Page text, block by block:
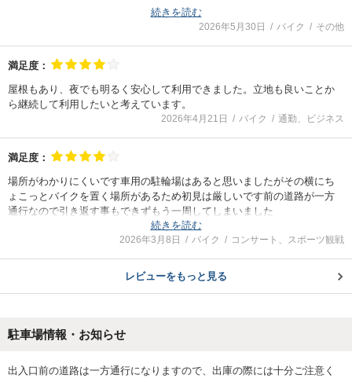
続きを読む
2026年5月30日 バイク その他
満足度：
屋根もあり、夜でも明るく安心して利用できました。立地も良いことか
ら継続して利用したいと考えています。
2026年4月21日 バイク 通勤、ビジネス
満足度：
場所がわかりにくいです車用の駐輪場はあると思いましたがその横にち
ょこっとバイクを置く場所があるため初見は厳しいです前の道路が一方
通行なので引き返す事もできずもう一周してしまいました
料金も安く予約制で確実に止められる安心感もあるのでまた幕張に来る
時には使いたいと思います。
続きを読む
2026年3月8日 バイク コンサート、スポーツ観戦
レビューをもっと見る
駐車場情報・お知らせ
出入口前の道路は一方通行になりますので、出庫の際には十分ご注意く